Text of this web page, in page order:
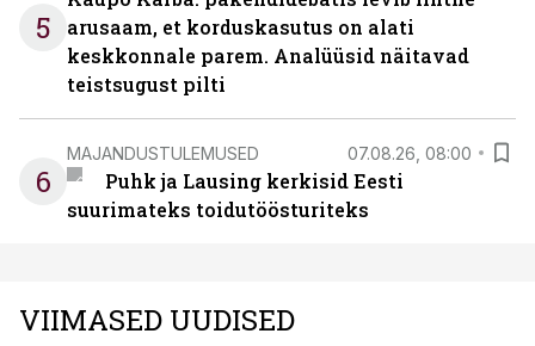
5
arusaam, et korduskasutus on alati
keskkonnale parem. Analüüsid näitavad
teistsugust pilti
6
MAJANDUSTULEMUSED 07.08.26, 08:00
Puhk ja Lausing kerkisid Eesti
suurimateks toidutöösturiteks
VIIMASED UUDISED